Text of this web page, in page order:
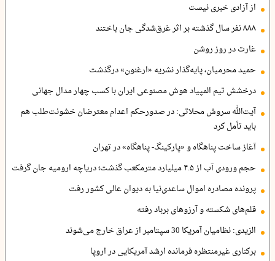
از آزادی خبری نیست
۸۸۸ نفر سال گذشته بر اثر غرق‌شدگی جان باختند
غارت در روز روشن
حمید محرمیان، پایه‌گذار نشریه «ارغنون» درگذشت
درخشش تیم المپیاد هوش مصنوعی ایران با کسب چهار مدال جهانی
آیت‌الله سروش محلاتی: در صدورحکم اعدام معترضان خشونت‌طلب هم
باید تأمل کرد
آغاز ساخت پناهگاه و «پارکینگ- پناهگاه» در تهران
حجم ورودی آب از ۴.۵ میلیارد مترمکعب گذشت؛ دریاچه ارومیه جان گرفت
پرونده مصادره اموال ساعدی‌نیا به دیوان عالی کشور رفت
قلم‌های شکسته و آرزوهای برباد رفته
الزیدی: نظامیان آمریکا 30 سپتامبر از عراق خارج می‌شوند
برکناری غیرمنتظره فرمانده ارشد آمریکایی در اروپا